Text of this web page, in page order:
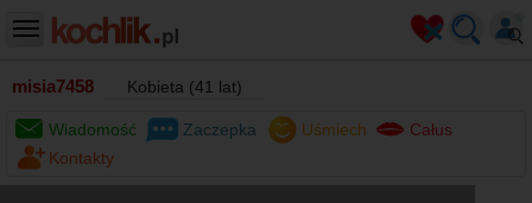
misia7458 Kobieta (41 lat)
Wiadomość Zaczepka Uśmiech
Całus
Kontakty